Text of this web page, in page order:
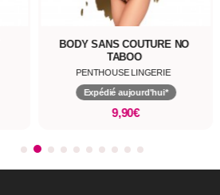
BODY SANS COUTURE NO
TABOO
PENTHOUSE LINGERIE
Expédié aujourd'hui*
9,90€